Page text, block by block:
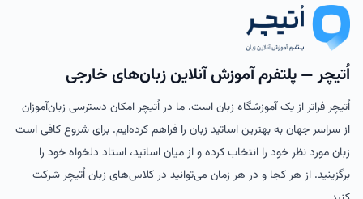
اُتیچر — پلتفرم آموزش آنلاین زبان‌های خارجی
اُتیچر فراتر از یک آموزشگاه زبان است. ما در اُتیچر امکان دسترسی زبان‌آموزان
از سراسر جهان به بهترین اساتید زبان را فراهم کرده‌ایم. برای شروع کافی است
زبان مورد نظر خود را انتخاب کرده و از میان اساتید، استاد دلخواه خود را
برگزینید. از هر کجا و در هر زمان می‌توانید در کلاس‌های زبان اُتیچر شرکت